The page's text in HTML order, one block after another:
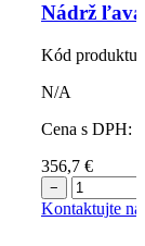
Nádrž ľavá
Kód produktu:
N/A
Cena s DPH:
356,7 €
−
Kontaktujte